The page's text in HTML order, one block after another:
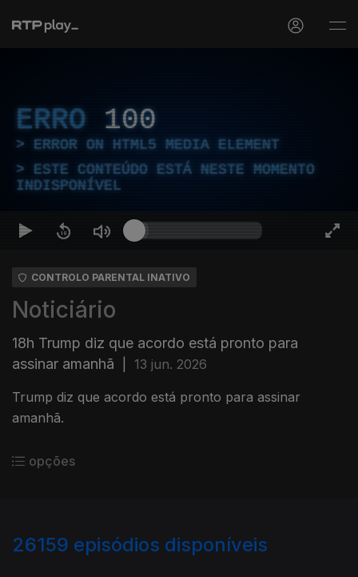
ERRO 100
ERROR ON HTML5 MEDIA ELEMENT
ESTE CONTEÚDO ESTÁ NESTE MOMENTO
INDISPONÍVEL
CONTROLO PARENTAL INATIVO
Noticiário
18h Trump diz que acordo está pronto para
assinar amanhã
13 jun. 2026
Trump diz que acordo está pronto para assinar
amanhã.
opções
26159 episódios disponíveis